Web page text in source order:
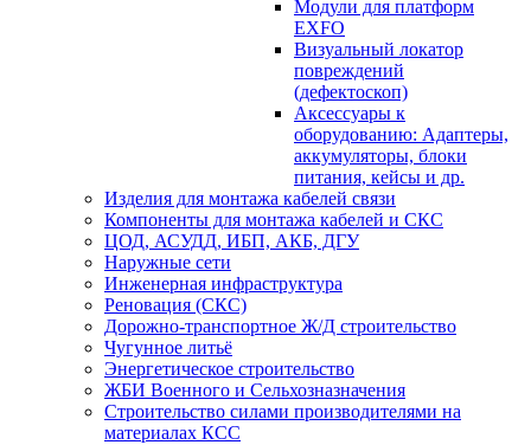
Модули для платформ
EXFO
Визуальный локатор
повреждений
(дефектоскоп)
Аксессуары к
оборудованию: Адаптеры,
аккумуляторы, блоки
питания, кейсы и др.
Изделия для монтажа кабелей связи
Компоненты для монтажа кабелей и СКС
ЦОД, АСУДД, ИБП, АКБ, ДГУ
Наружные сети
Инженерная инфраструктура
Реновация (СКС)
Дорожно-транспортное Ж/Д строительство
Чугунное литьё
Энергетическое строительство
ЖБИ Военного и Сельхозназначения
Строительство силами производителями на
материалах КСС